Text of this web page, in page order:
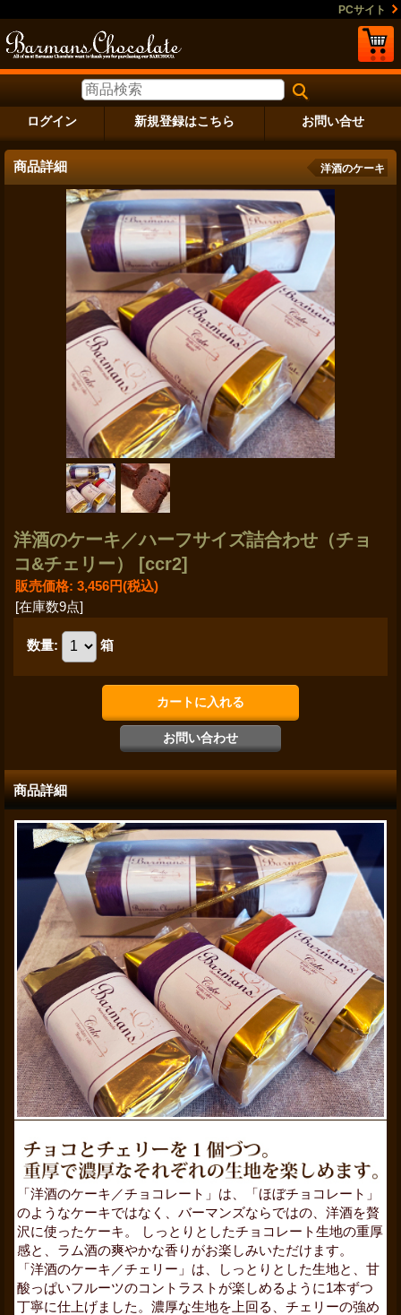
PCサイト
ログイン 新規登録はこちら お問い合せ
商品詳細 洋酒のケーキ
洋酒のケーキ／ハーフサイズ詰合わせ（チョ
コ&チェリー） [ccr2]
販売価格: 3,456円(税込)
[在庫数9点]
数量: 箱
商品詳細
「洋酒のケーキ／チョコレート」は、「ほぼチョコレート」
のようなケーキではなく、バーマンズならではの、洋酒を贅
沢に使ったケーキ。 しっとりとしたチョコレート生地の重厚
感と、ラム酒の爽やかな香りがお楽しみいただけます。
「洋酒のケーキ／チェリー」は、しっとりとした生地と、甘
酸っぱいフルーツのコントラストが楽しめるように1本ずつ
丁寧に仕上げました。濃厚な生地を上回る、チェリーの強め